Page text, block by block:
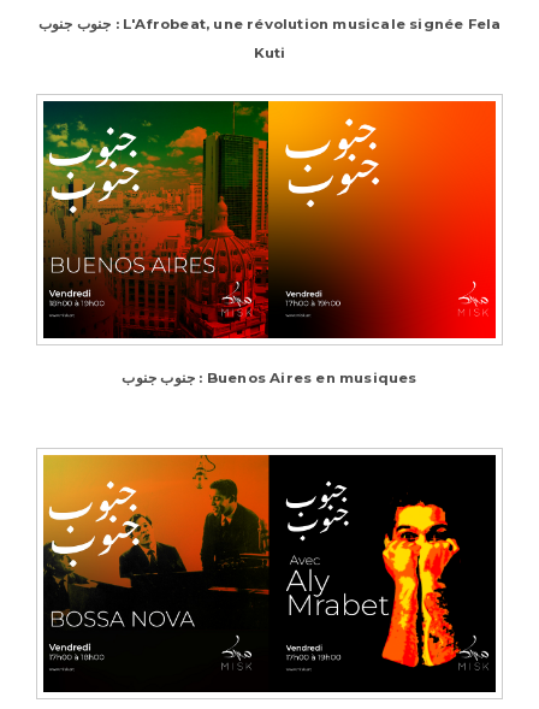
جنوب جنوب : L'Afrobeat, une révolution musicale signée Fela
Kuti
جنوب جنوب : Buenos Aires en musiques